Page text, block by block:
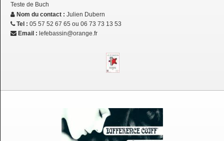
Teste de Buch
Nom du contact : Julien Dubern
Tel : 05 57 52 67 65 ou 06 73 73 13 53
Email : lefebassin@orange.fr